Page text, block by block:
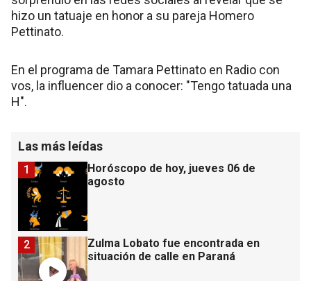
hizo un tatuaje en honor a su pareja Homero
Pettinato.
En el programa de Tamara Pettinato en Radio con
vos, la influencer dio a conocer: "Tengo tatuada una
H".
Las más leídas
Horóscopo de hoy, jueves 06 de
agosto
1
Zulma Lobato fue encontrada en
situación de calle en Paraná
2